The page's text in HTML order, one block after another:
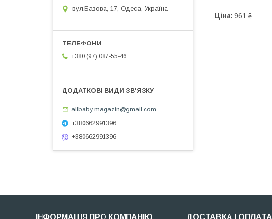
Ціна: 961 ₴
вул.Базова, 17, Одеса, Україна
+380 (97) 087-55-46
allbaby.magazin@gmail.com
+380662991396
+380662991396
ІНФОРМАЦІЯ ПРО КОМПАНІЮ ДОСТАВКА І ОПЛАТА